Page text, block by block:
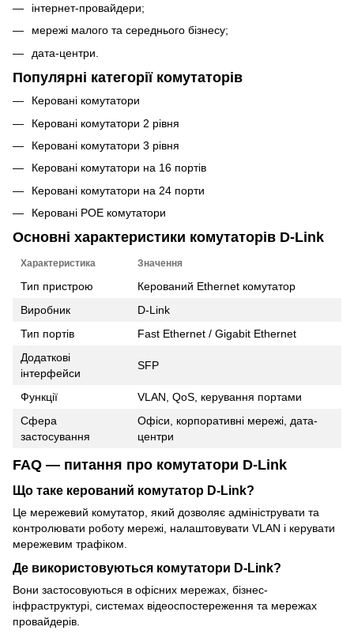
інтернет-провайдери;
мережі малого та середнього бізнесу;
дата-центри.
Популярні категорії комутаторів
Керовані комутатори
Керовані комутатори 2 рівня
Керовані комутатори 3 рівня
Керовані комутатори на 16 портів
Керовані комутатори на 24 порти
Керовані POE комутатори
Основні характеристики комутаторів D-Link
Характеристика Значення
Тип пристрою
Керований Ethernet комутатор
Виробник
D-Link
Тип портів
Fast Ethernet / Gigabit Ethernet
Додаткові
інтерфейси
SFP
Функції
VLAN, QoS, керування портами
Сфера
застосування
Офіси, корпоративні мережі, дата-
центри
FAQ — питання про комутатори D-Link
Що таке керований комутатор D-Link?
Це мережевий комутатор, який дозволяє адмініструвати та
контролювати роботу мережі, налаштовувати VLAN і керувати
мережевим трафіком.
Де використовуються комутатори D-Link?
Вони застосовуються в офісних мережах, бізнес-
інфраструктурі, системах відеоспостереження та мережах
провайдерів.